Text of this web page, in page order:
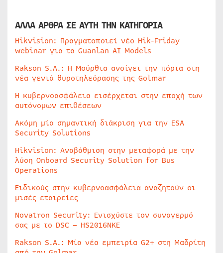
ΑΛΛΑ ΑΡΘΡΑ ΣΕ ΑΥΤΗ ΤΗΝ ΚΑΤΗΓΟΡΙΑ
Hikvision: Πραγματοποιεί νέο Hik-Friday
webinar για τα Guanlan AI Models
Rakson S.A.: Η Μούρθια ανοίγει την πόρτα στη
νέα γενιά θυροτηλεόρασης της Golmar
Η κυβερνοασφάλεια εισέρχεται στην εποχή των
αυτόνομων επιθέσεων
Ακόμη μία σημαντική διάκριση για την ESA
Security Solutions
Hikvision: Αναβάθμιση στην μεταφορά με την
λύση Onboard Security Solution for Bus
Operations
Ειδικούς στην κυβερνοασφάλεια αναζητούν οι
μισές εταιρείες
Novatron Security: Ενισχύστε τον συναγερμό
σας με το DSC – HS2016NKE
Rakson S.A.: Μία νέα εμπειρία G2+ στη Μαδρίτη